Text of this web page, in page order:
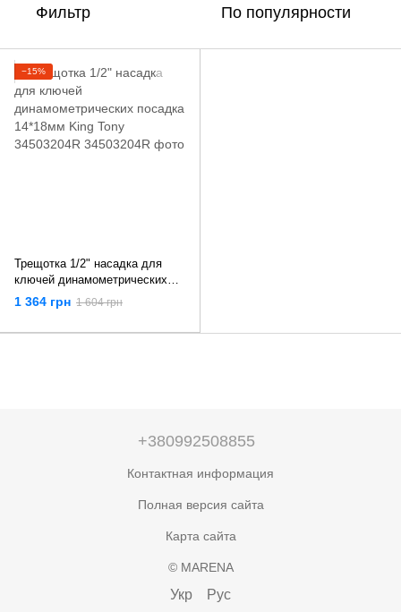
Фильтр По популярности
−15%
Трещотка 1/2" насадка для
ключей динамометрических
посадка 14*18мм King Tony
34503204R
1 364 грн 1 604 грн
+380992508855
Контактная информация
Полная версия сайта
Карта сайта
© MARENA
Укр Рус